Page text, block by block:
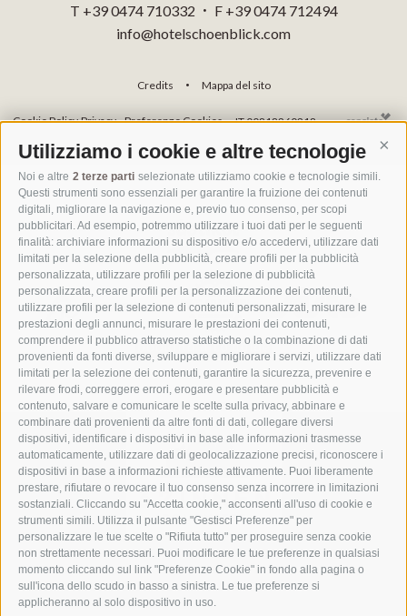
Utilizziamo i cookie e altre tecnologie
Noi e altre 2 terze parti selezionate utilizziamo cookie e tecnologie simili.
Questi strumenti sono essenziali per garantire la fruizione dei contenuti
digitali, migliorare la navigazione e, previo tuo consenso, per scopi
pubblicitari. Ad esempio, potremmo utilizzare i tuoi dati per le seguenti
finalità: archiviare informazioni su dispositivo e/o accedervi, utilizzare dati
limitati per la selezione della pubblicità, creare profili per la pubblicità
personalizzata, utilizzare profili per la selezione di pubblicità
personalizzata, creare profili per la personalizzazione dei contenuti,
utilizzare profili per la selezione di contenuti personalizzati, misurare le
prestazioni degli annunci, misurare le prestazioni dei contenuti,
comprendere il pubblico attraverso statistiche o la combinazione di dati
provenienti da fonti diverse, sviluppare e migliorare i servizi, utilizzare dati
limitati per la selezione dei contenuti, garantire la sicurezza, prevenire e
rilevare frodi, correggere errori, erogare e presentare pubblicità e
contenuto, salvare e comunicare le scelte sulla privacy, abbinare e
combinare dati provenienti da altre fonti di dati, collegare diversi
dispositivi, identificare i dispositivi in base alle informazioni trasmesse
automaticamente, utilizzare dati di geolocalizzazione precisi, riconoscere i
dispositivi in base a informazioni richieste attivamente. Puoi liberamente
prestare, rifiutare o revocare il tuo consenso senza incorrere in limitazioni
sostanziali. Cliccando su "Accetta cookie," acconsenti all'uso di cookie e
strumenti simili. Utilizza il pulsante "Gestisci Preferenze" per
personalizzare le tue scelte o "Rifiuta tutto" per proseguire senza cookie
non strettamente necessari. Puoi modificare le tue preferenze in qualsiasi
momento cliccando sul link "Preferenze Cookie" in fondo alla pagina o
sull'icona dello scudo in basso a sinistra. Le tue preferenze si
applicheranno al solo dispositivo in uso.
T +39 0474 710332
•
F +39 0474 712494
info@hotelschoenblick.com
Credits • Mappa del sito
Cookie Policy Privacy Preferenze Cookies IT 00818260218
Parte del mondo alpino